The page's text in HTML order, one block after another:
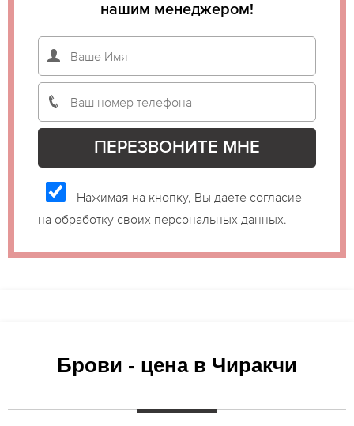
нашим менеджером!
Нажимая на кнопку, Вы даете согласие
на обработку своих персональных данных.
Брови - цена в Чиракчи